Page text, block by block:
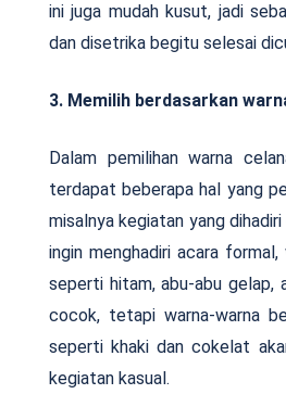
ini juga mudah kusut, jadi
dan disetrika begitu selesai
3. Memilih berdasarkan
Dalam pemilihan warna
terdapat beberapa hal yang
misalnya kegiatan yang
ingin menghadiri acara
seperti hitam, abu-abu gelap,
cocok, tetapi warna-warna
seperti khaki dan cokelat
kegiatan kasual.